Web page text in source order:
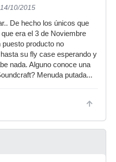
10/2015
De hecho los únicos que
era el 3 de Noviembre
puesto producto no
su fly case esperando y
nada. Alguno conoce una
Menuda putada...